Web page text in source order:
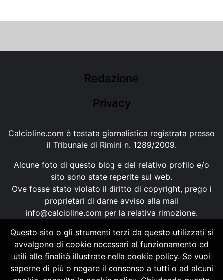
Redazione
Privacy
Calcioline.com è testata giornalistica registrata presso
il Tribunale di Rimini n. 1289/2009.
Alcune foto di questo blog e del relativo profilo e/o
sito sono state reperite sul web.
Ove fosse stato violato il diritto di copyright, prego i
proprietari di darne avviso alla mail
info@calcioline.com per la relativa rimozione.
Ogni testo e foto di proprietà di Calcioline.com non
possono essere copiati o riprodotti, senza
autorizzazione, ai sensi della normativa n.29 del 2001.
Questo sito o gli strumenti terzi da questo utilizzati si
avvalgono di cookie necessari al funzionamento ed
utili alle finalità illustrate nella cookie policy. Se vuoi
saperne di più o negare il consenso a tutti o ad alcuni